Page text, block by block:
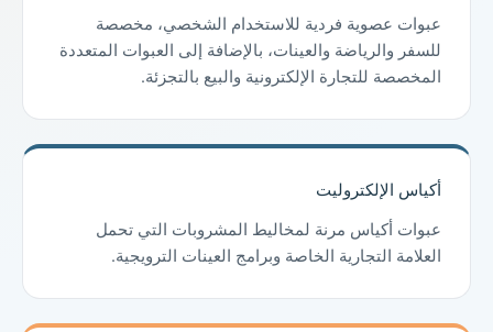
عبوات عصوية فردية للاستخدام الشخصي، مخصصة
للسفر والرياضة والعينات، بالإضافة إلى العبوات المتعددة
المخصصة للتجارة الإلكترونية والبيع بالتجزئة.
أكياس الإلكتروليت
عبوات أكياس مرنة لمخاليط المشروبات التي تحمل
العلامة التجارية الخاصة وبرامج العينات الترويجية.